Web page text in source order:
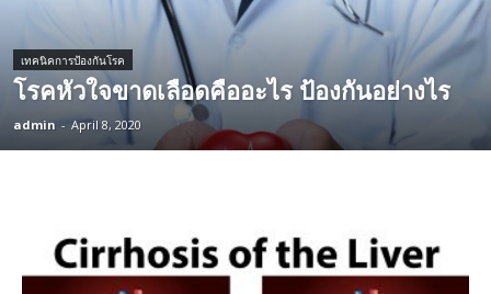
เทคนิคการป้องกันโรค
โรคหัวใจขาดเลือดคืออะไร ป้องกันอย่างไร
admin - April 8, 2020